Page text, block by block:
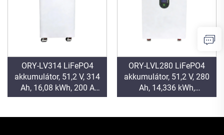
ORY-LV314 LiFePO4
akkumulátor, 51,2 V, 314
Ah, 16,08 kWh, 200 A
maximális áram
ORY-LVL280 LiFePO4
akkumulátor, 51,2 V, 280
Ah, 14,336 kWh,
maximális töltési és